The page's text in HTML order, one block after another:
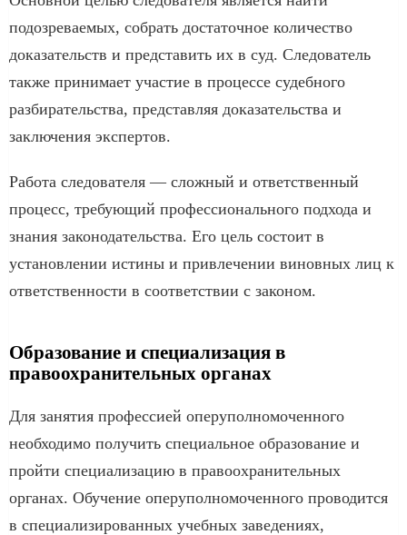
подозреваемых, собрать достаточное количество
доказательств и представить их в суд. Следователь
также принимает участие в процессе судебного
разбирательства, представляя доказательства и
заключения экспертов.
Работа следователя — сложный и ответственный
процесс, требующий профессионального подхода и
знания законодательства. Его цель состоит в
установлении истины и привлечении виновных лиц к
ответственности в соответствии с законом.
Образование и специализация в
правоохранительных органах
Для занятия профессией оперуполномоченного
необходимо получить специальное образование и
пройти специализацию в правоохранительных
органах. Обучение оперуполномоченного проводится
в специализированных учебных заведениях,